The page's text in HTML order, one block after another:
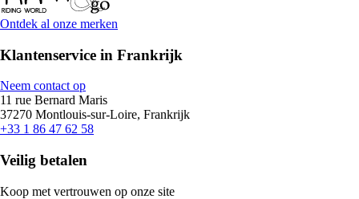
Ontdek al onze merken
Klantenservice in Frankrijk
Neem contact op
11 rue Bernard Maris
37270 Montlouis-sur-Loire, Frankrijk
+33 1 86 47 62 58
Veilig betalen
Koop met vertrouwen op onze site